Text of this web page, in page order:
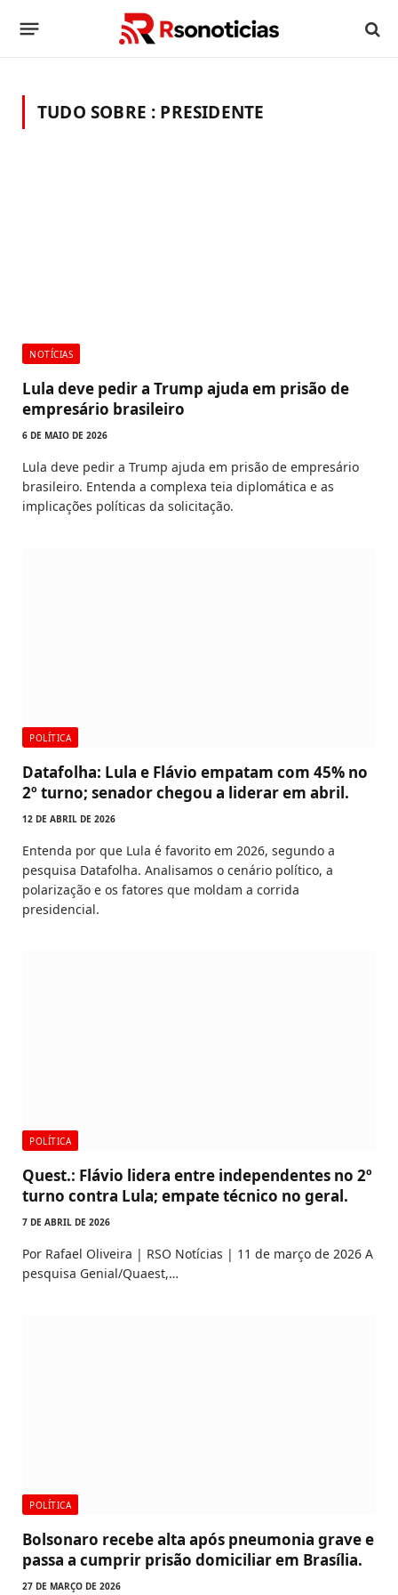
TUDO SOBRE : PRESIDENTE
NOTÍCIAS
Lula deve pedir a Trump ajuda em prisão de
empresário brasileiro
6 DE MAIO DE 2026
Lula deve pedir a Trump ajuda em prisão de empresário
brasileiro. Entenda a complexa teia diplomática e as
implicações políticas da solicitação.
POLÍTICA
Datafolha: Lula e Flávio empatam com 45% no
2º turno; senador chegou a liderar em abril.
12 DE ABRIL DE 2026
Entenda por que Lula é favorito em 2026, segundo a
pesquisa Datafolha. Analisamos o cenário político, a
polarização e os fatores que moldam a corrida
presidencial.
POLÍTICA
Quest.: Flávio lidera entre independentes no 2º
turno contra Lula; empate técnico no geral.
7 DE ABRIL DE 2026
Por Rafael Oliveira | RSO Notícias | 11 de março de 2026 A
pesquisa Genial/Quaest,…
POLÍTICA
Bolsonaro recebe alta após pneumonia grave e
passa a cumprir prisão domiciliar em Brasília.
27 DE MARÇO DE 2026